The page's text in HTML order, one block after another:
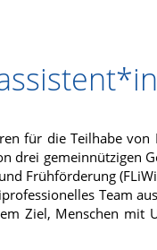
für die Teilhabe
drei gemeinnützigen
Frühförderung
Team
Ziel, Menschen mit